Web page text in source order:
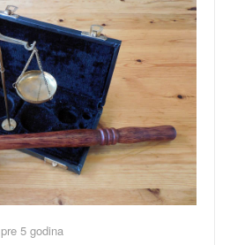
pre 5 godina